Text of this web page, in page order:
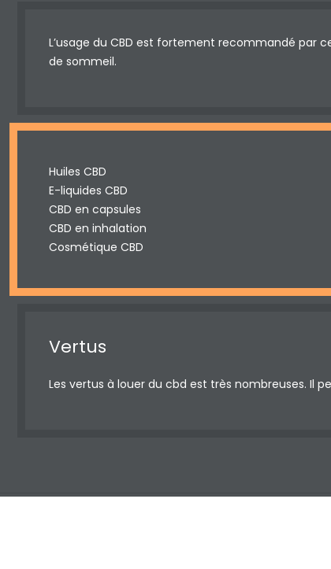
L’usage du CBD est fortement recommandé par
de sommeil.
Huiles CBD
E-liquides CBD
CBD en capsules
CBD en inhalation
Cosmétique CBD
Vertus
Les vertus à louer du cbd est très nombreuses. Il